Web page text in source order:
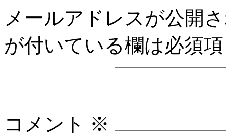
メールアドレスが公開
が付いている欄は必須
コメント ※